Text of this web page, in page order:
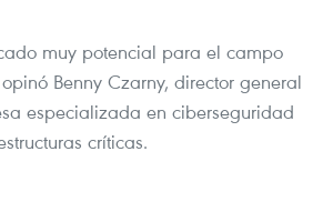
muy potencial para el campo
Benny Czarny, director general
especializada en ciberseguridad
críticas.